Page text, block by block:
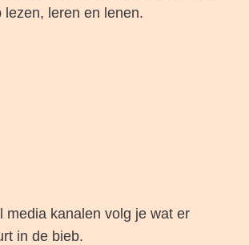
lezen, leren en lenen.
media kanalen volg je wat er
in de bieb.